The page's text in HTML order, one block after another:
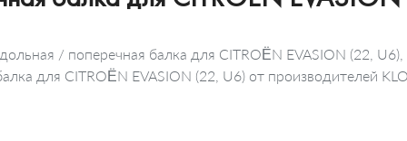
/ поперечная балка для CITROËN EVASION (22,
для CITROËN EVASION (22, U6) от производителей